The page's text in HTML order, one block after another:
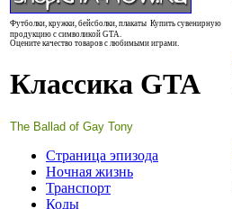
Футболки, кружки, бейсболки, плакаты Купить сувенирную
продукцию с символикой GTA.
Оцените качество товаров с любимыми играми.
Классика GTA
The Ballad of Gay Tony
Страница эпизода
Ночная жизнь
Транспорт
Коды